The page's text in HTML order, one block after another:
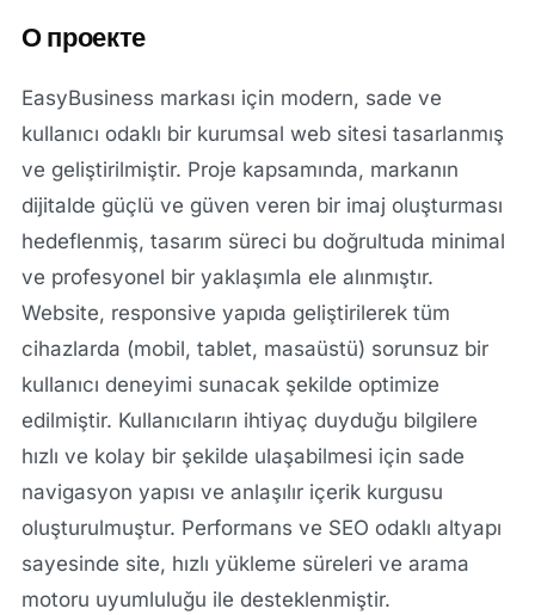
О проекте
EasyBusiness markası için modern, sade ve
kullanıcı odaklı bir kurumsal web sitesi tasarlanmış
ve geliştirilmiştir. Proje kapsamında, markanın
dijitalde güçlü ve güven veren bir imaj oluşturması
hedeflenmiş, tasarım süreci bu doğrultuda minimal
ve profesyonel bir yaklaşımla ele alınmıştır.
Website, responsive yapıda geliştirilerek tüm
cihazlarda (mobil, tablet, masaüstü) sorunsuz bir
kullanıcı deneyimi sunacak şekilde optimize
edilmiştir. Kullanıcıların ihtiyaç duyduğu bilgilere
hızlı ve kolay bir şekilde ulaşabilmesi için sade
navigasyon yapısı ve anlaşılır içerik kurgusu
oluşturulmuştur. Performans ve SEO odaklı altyapı
sayesinde site, hızlı yükleme süreleri ve arama
motoru uyumluluğu ile desteklenmiştir.